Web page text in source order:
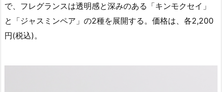
で、フレグランスは透明感と深みのある「キンモクセイ」
と「ジャスミンペア」の2種を展開する。価格は、各2,200
円(税込)。